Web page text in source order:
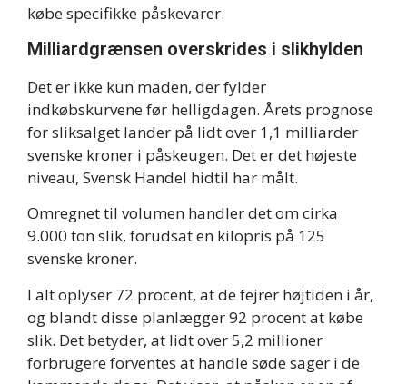
købe specifikke påskevarer.
Milliardgrænsen overskrides i slikhylden
Det er ikke kun maden, der fylder
indkøbskurvene før helligdagen. Årets prognose
for sliksalget lander på lidt over 1,1 milliarder
svenske kroner i påskeugen. Det er det højeste
niveau, Svensk Handel hidtil har målt.
Omregnet til volumen handler det om cirka
9.000 ton slik, forudsat en kilopris på 125
svenske kroner.
I alt oplyser 72 procent, at de fejrer højtiden i år,
og blandt disse planlægger 92 procent at købe
slik. Det betyder, at lidt over 5,2 millioner
forbrugere forventes at handle søde sager i de